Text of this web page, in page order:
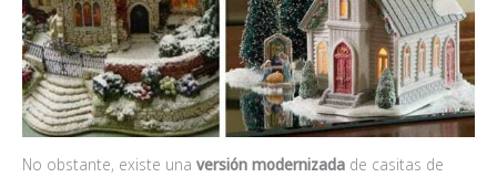
No obstante, existe una versión modernizada de casitas de